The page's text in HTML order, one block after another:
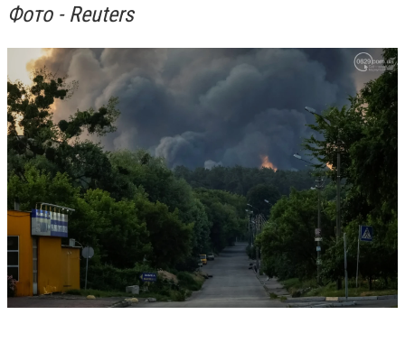
Фото - Reuters